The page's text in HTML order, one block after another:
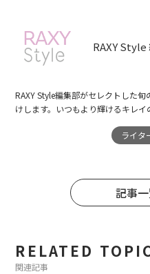
RAXY Style
RAXY Style編集部がセレクトした
けします。いつもより輝けるキレ
ライタ
記事
RELATED
関連記事